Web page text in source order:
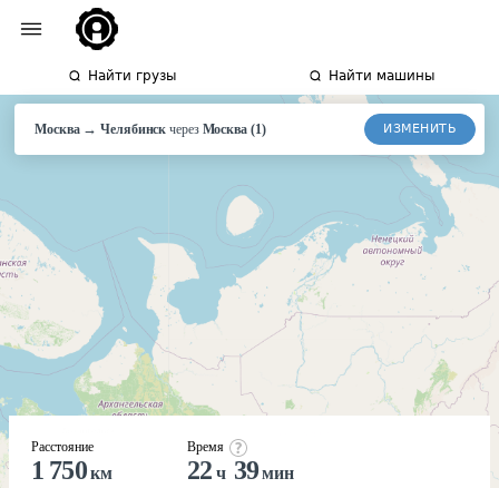
Найти грузы Найти машины
Москва→Челябинск через Москва(1) ИЗМЕНИТЬ
Расстояние
1 750км
Время
22 ч 39мин